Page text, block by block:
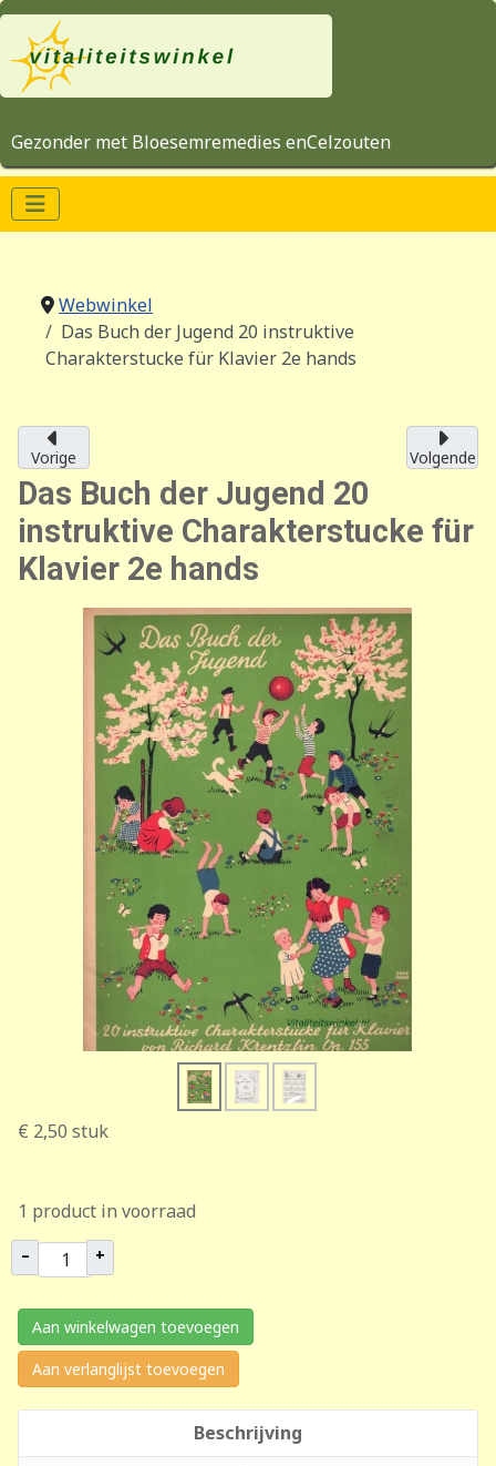
Gezonder met Bloesemremedies enCelzouten
Webwinkel
Das Buch der Jugend 20 instruktive
Charakterstucke für Klavier 2e hands
Vorige Volgende
Das Buch der Jugend 20
instruktive Charakterstucke für
Klavier 2e hands
€ 2,50 stuk
1 product in voorraad
– +
Aan winkelwagen toevoegen
Aan verlanglijst toevoegen
Beschrijving